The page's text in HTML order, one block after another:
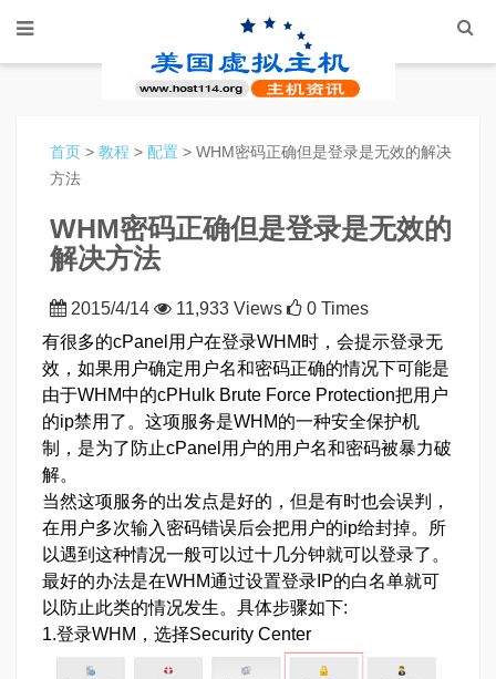
首页 > 教程 > 配置 > WHM密码正确但是登录是无效的解决
方法
WHM密码正确但是登录是无效的
解决方法
2015/4/14 11,933 Views
0 Times
有很多的cPanel用户在登录WHM时，会提示登录无
效，如果用户确定用户名和密码正确的情况下可能是
由于WHM中的cPHulk Brute Force Protection把用户
的ip禁用了。这项服务是WHM的一种安全保护机
制，是为了防止cPanel用户的用户名和密码被暴力破
解。
当然这项服务的出发点是好的，但是有时也会误判，
在用户多次输入密码错误后会把用户的ip给封掉。所
以遇到这种情况一般可以过十几分钟就可以登录了。
最好的办法是在WHM通过设置登录IP的白名单就可
以防止此类的情况发生。具体步骤如下:
1.登录WHM，选择Security Center